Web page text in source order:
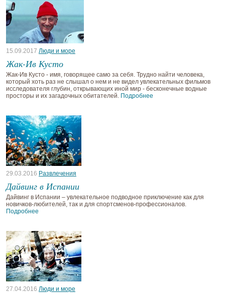
15.09.2017 Люди и море
Жак-Ив Кусто
Жак-Ив Кусто - имя, говорящее само за себя. Трудно найти человека,
который хоть раз не слышал о нем и не видел увлекательных фильмов
исследователя глубин, открывающих иной мир - бесконечные водные
просторы и их загадочных обитателей. Подробнее
29.03.2016 Развлечения
Дайвинг в Испании
Дайвинг в Испании – увлекательное подводное приключение как для
новичков-любителей, так и для спортсменов-профессионалов.
Подробнее
27.04.2016 Люди и море